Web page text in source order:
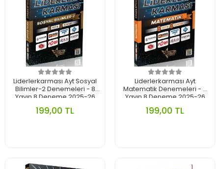
Liderlerkarması Ayt Sosyal
Bilimler-2 Denemeleri - 8
Yayın 8 Deneme 2025-26
199,00 TL
Liderlerkarması Ayt
Matematik Denemeleri - 8
Yayın 8 Deneme 2025-26
199,00 TL